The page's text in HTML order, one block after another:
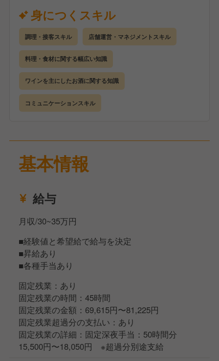
毎月全店舗でおこなうメニュー開発では、年次や経験
に関係なく自分のアイデアを形にできる機会がありま
す。
さらに今後は年間2〜4店舗ペースでの新規出店を予定
しており、新店や新業態の立ち上げに携わるチャンス
も豊富にあります。
験値と希望給で給与を決定します。
また、昇給・賞与に加えソムリエや日本酒ディプロマ
かりと給与に反映されます。
休みは自身のライフスタイルに合わせて柔軟に調整で
全週休2日・最大年間休日120日も可能です。
そして私たちが大切にしているのは、スタッフ一人ひ
とりがこの会社を通して何を成し遂げたいかを持って
働いてくれることです。
大きな夢でも小さな目標でも構いません。将来的に独
立を目指している方も、自分のお店を持つための経験
やスキルをしっかり積んでいただける環境です。
自分の人生の目標や夢を実現するための手段として、
ブランクがある方も大丈夫ですので、ぜひお気軽にご
応募ください！
【仕事内容】
まずは店舗や会社の雰囲気を知るところからスター
ト。
現場で実際に働きながら、業務内容への理解を深めて
いきます。
当店は本格的な握り寿司からカジュアルな居酒屋メニ
ューまで幅広いラインナップを揃えているため、まず
は簡単なメニューから少しずつ覚えていけるので、調
売上管理など、店舗運営に関わる業務もお任せしてい
ワインの勉強をしてソムリエを目指していくこともで
きますし、あなたのアイデアをダイレクトにお店に反
映させることができます。
できる環境がありますので、安心して取り組んでくだ
さい。
身につくスキル
調理・接客スキル 店舗運営・マネジメントスキル
料理・食材に関する幅広い知識
ワインを主にしたお酒に関する知識
コミュニケーションスキル
基本情報
給与
月収/30~35万円
■経験値と希望給で給与を決定
■昇給あり
■各種手当あり
固定残業：あり
固定残業の時間：45時間
固定残業の金額：69,615円〜81,225円
固定残業超過分の支払い：あり
固定残業の詳細：固定深夜手当：50時間分
15,500円〜18,050円 ※超過分別途支給